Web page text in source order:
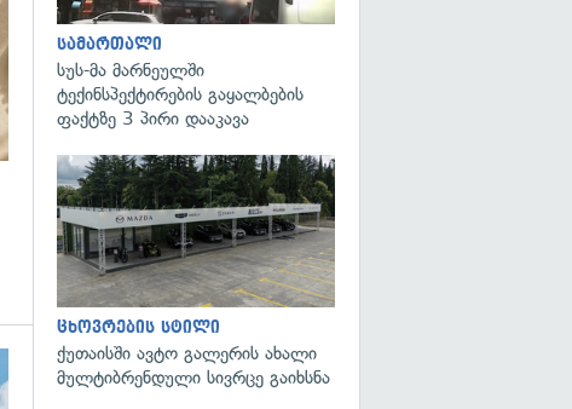
გადახედვა
სამართალი
სუს-მა მარნეულში
ტექინსპექტირების გაყალბების
ფაქტზე 3 პირი დააკავა
ცხოვრების სტილი
ქუთაისში ავტო გალერის ახალი
მულტიბრენდული სივრცე გაიხსნა